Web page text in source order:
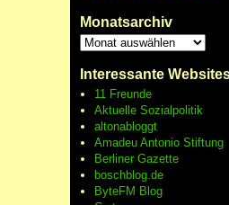
Monatsarchiv
Interessante
11 Freunde
Aktuelle Sozialpolitik
altonabloggt
Amadeu Antonio Stiftung
Berliner Gazette
boschblog.de
ByteFM Blog